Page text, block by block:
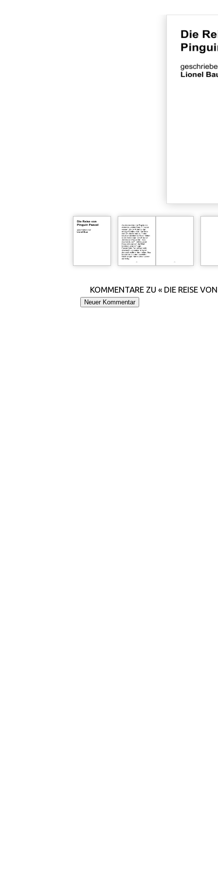
KOMMENTARE ZU « DIE REISE